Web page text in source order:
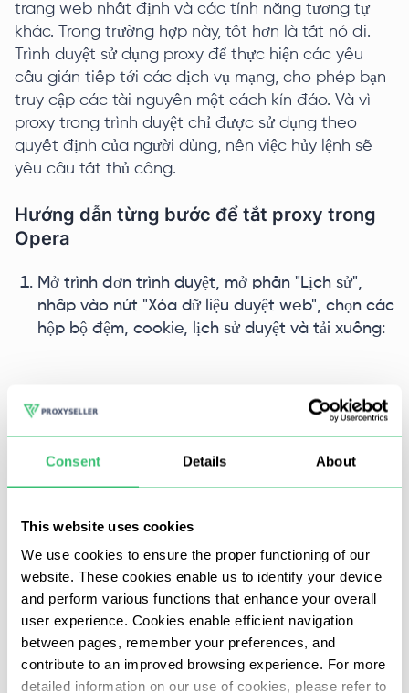
Consent Details About
This website uses cookies
We use cookies to ensure the proper functioning of our
website. These cookies enable us to identify your device
and perform various functions that enhance your overall
user experience. Cookies enable efficient navigation
between pages, remember your preferences, and
contribute to an improved browsing experience. For more
detailed information on our use of cookies, please refer to
trang web nhất định và các tính năng tương tự
khác. Trong trường hợp này, tốt hơn là tắt nó đi.
Trình duyệt sử dụng proxy để thực hiện các yêu
cầu gián tiếp tới các dịch vụ mạng, cho phép bạn
truy cập các tài nguyên một cách kín đáo. Và vì
proxy trong trình duyệt chỉ được sử dụng theo
quyết định của người dùng, nên việc hủy lệnh sẽ
yêu cầu tắt thủ công.
Hướng dẫn từng bước để tắt proxy trong
Opera
Mở trình đơn trình duyệt, mở phần "Lịch sử",
nhấp vào nút "Xóa dữ liệu duyệt web", chọn các
hộp bộ đệm, cookie, lịch sử duyệt và tải xuống: